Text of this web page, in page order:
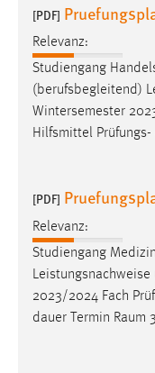
[PDF]
Relevanz:
Studiengang
(berufsbegleitend)
Wintersemester
Hilfsmittel Prüfungs-
[PDF]
Relevanz:
Studiengang
2023/2024 Fach
dauer Termin Raum